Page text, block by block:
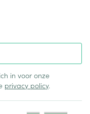
in voor onze
privacy policy.